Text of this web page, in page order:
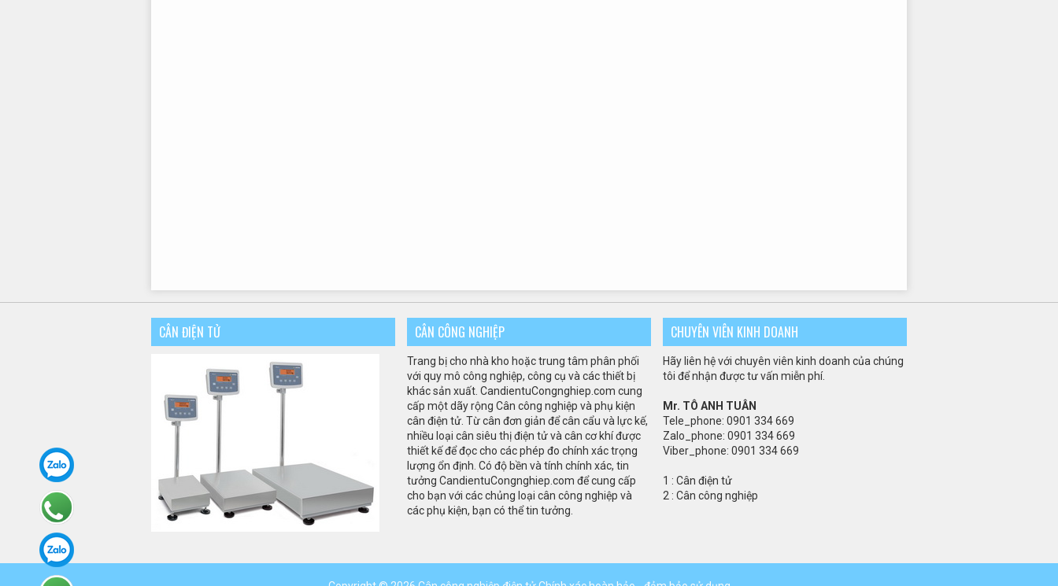
CÂN ĐIỆN TỬ CÂN CÔNG NGHIỆP
Trang bị cho nhà kho hoặc trung tâm phân phối
với quy mô công nghiệp, công cụ và các thiết bị
khácsản xuất CandientuCongnghiep.com cung
cấp một dãy rộng Cân công nghiệp và phụ kiện
cân điện tử. Từcân đơn giản đểcân cẩu và lực kế,
nhiều loại cân siêu thị điện tử và cân cơ khíđược
thiết kếđểđọccho các phép đo chính xáctrọng
lượng ổn định Có độ bền và tính chính xác, tin
tưởng CandientuCongnghiep.com đểcung cấp
cho bạn với cácchủng loại cân công nghiệp và
các phụ kiện, bạn có thểtin tưởng.
CHUYÊN VIÊN KINH DOANH
Hãy liên hệ với chuyên viên kinh doanh của chúng
tôi để nhận được tư vấn miễn phí.
Mr. TÔ ANH TUÂN
Tele_phone: 0901 334 669
Zalo_phone: 0901 334 669
Viber_phone: 0901 334 669
1 : Cân điện tử
2 : Cân công nghiệp